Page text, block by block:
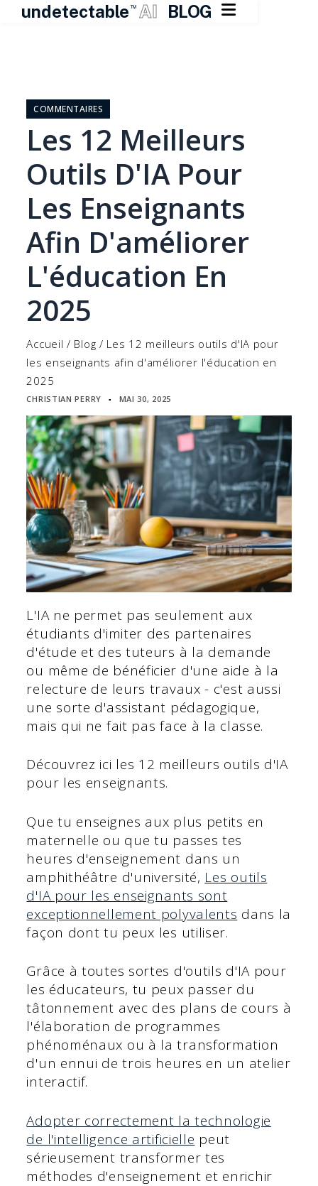
undetectable TM AI BLOG 
contentCOMMENTAIRES
Les 12 Meilleurs
Outils D'IA Pour
Les Enseignants
Afin D'améliorer
L'éducation En
2025
Accueil / Blog / Les 12 meilleurs outils d'IA pour
les enseignants afin d'améliorer l'éducation en
2025
CHRISTIAN PERRY ▪ MAI 30, 2025
L'IA ne permet pas seulement aux
étudiants d'imiter des partenaires
d'étude et des tuteurs à la demande
ou même de bénéficier d'une aide à la
relecture de leurs travaux - c'est aussi
une sorte d'assistant pédagogique,
mais qui ne fait pas face à la classe.
Découvrez ici les 12 meilleurs outils d'IA
pour les enseignants.
Que tu enseignes aux plus petits en
maternelle ou que tu passes tes
heures d'enseignement dans un
amphithéâtre d'université, Les outils
d'IA pour les enseignants sont
exceptionnellement polyvalents dans la
façon dont tu peux les utiliser.
Grâce à toutes sortes d'outils d'IA pour
les éducateurs, tu peux passer du
tâtonnement avec des plans de cours à
l'élaboration de programmes
phénoménaux ou à la transformation
d'un ennui de trois heures en un atelier
interactif.
Adopter correctement la technologie
de l'intelligence artificielle peut
sérieusement transformer tes
méthodes d'enseignement et enrichir